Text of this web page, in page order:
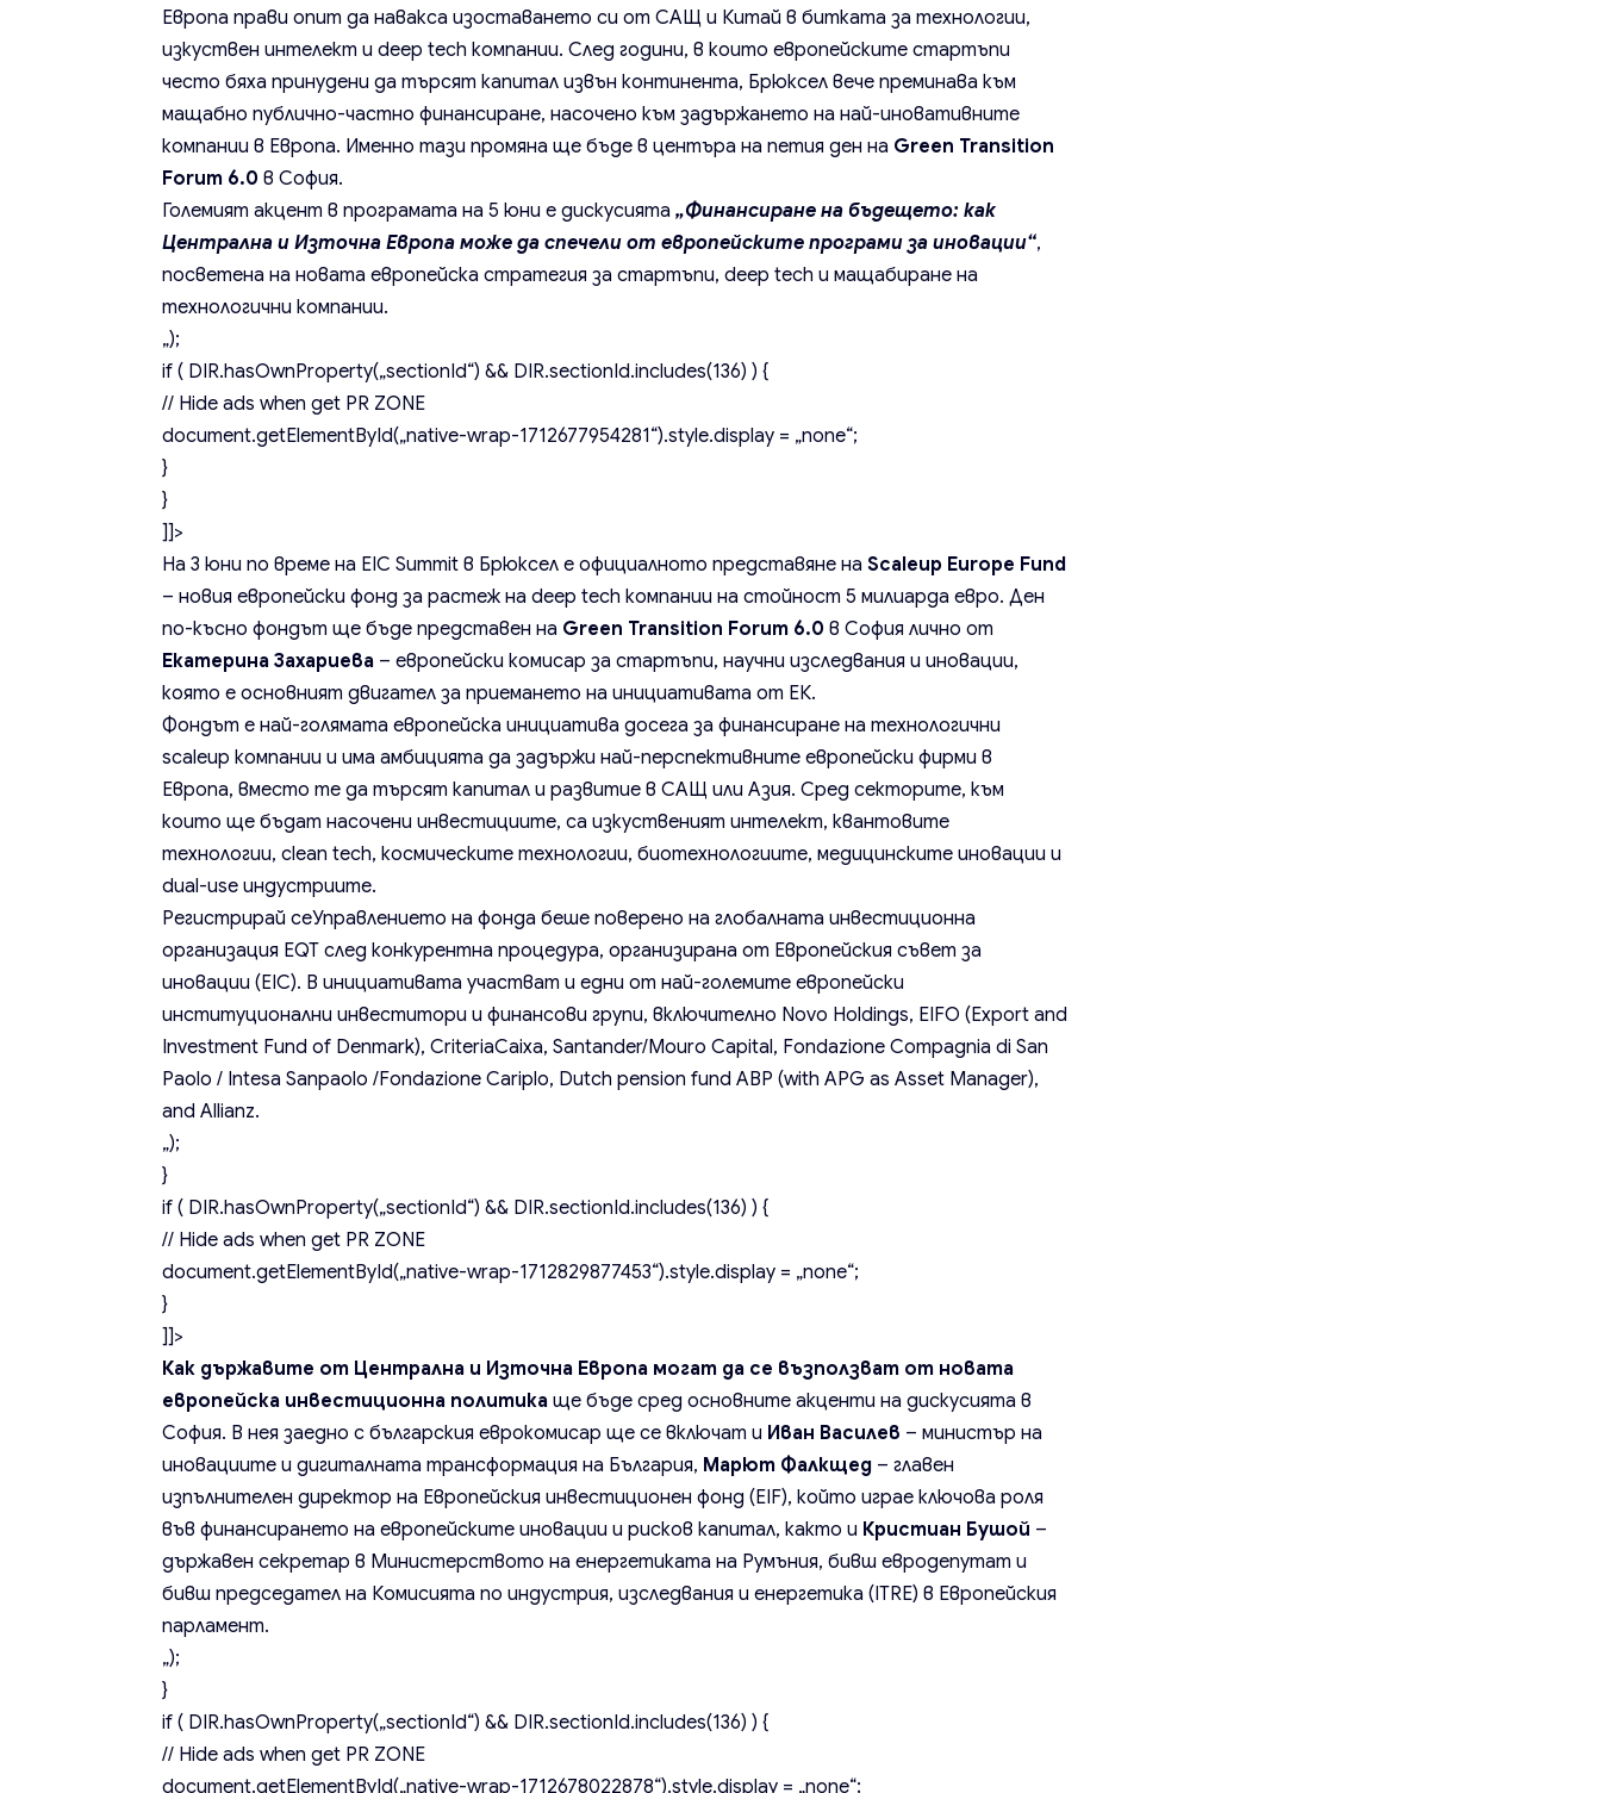
Европа прави опит да навакса изоставането си от САЩ и Китай в битката за технологии,
изкуствен интелект и deep tech компании. След години, в които европейските стартъпи
често бяха принудени да търсят капитал извън континента, Брюксел вече преминава към
мащабно публично-частно финансиране, насочено към задържането на най-иновативните
компании в Европа. Именно тази промяна ще бъде в центъра на петия ден на Green Transition
Forum 6.0 в София.
Големият акцент в програмата на 5 юни е дискусията„Финансиране на бъдещето: как
Централна и Източна Европа може да спечели от европейските програми за иновации“,
посветена на новата европейска стратегия за стартъпи, deep tech и мащабиране на
технологични компании.
„);
if ( DIR.hasOwnProperty(„sectionId“) && DIR.sectionId.includes(136) ) {
// Hide ads when get PR ZONE
document.getElementById(„native-wrap-1712677954281“).style.display = „none“;
}
}
]]>
На 3 юни по време на EIC Summit в Брюксел е официалното представяне наScaleup Europe Fund
– новия европейски фонд за растеж на deep tech компании на стойност 5 милиарда евро. Ден
по-късно фондът ще бъде представен на Green Transition Forum 6.0 в София лично от
Екатерина Захариева – европейски комисар за стартъпи, научни изследвания и иновации,
която е основният двигател за приемането на инициативата от ЕК.
Фондът е най-голямата европейска инициатива досега за финансиране на технологични
scaleup компании и има амбицията да задържи най-перспективните европейски фирми в
Европа, вместо те да търсят капитал и развитие в САЩ или Азия. Сред секторите, към
които ще бъдат насочени инвестициите, са изкуственият интелект, квантовите
технологии, clean tech, космическите технологии, биотехнологиите, медицинските иновации и
dual-use индустриите.
Регистрирай сеУправлението на фонда беше поверено на глобалната инвестиционна
организация EQT след конкурентна процедура, организирана от Европейския съвет за
иновации (EIC). В инициативата участват и едни от най-големите европейски
институционални инвеститори и финансови групи, включително Novo Holdings, EIFO (Export and
Investment Fund of Denmark), CriteriaCaixa, Santander/Mouro Capital, Fondazione Compagnia di San
Paolo / Intesa Sanpaolo /Fondazione Cariplo, Dutch pension fund ABP (with APG as Asset Manager),
and Allianz.
„);
}
if ( DIR.hasOwnProperty(„sectionId“) && DIR.sectionId.includes(136) ) {
// Hide ads when get PR ZONE
document.getElementById(„native-wrap-1712829877453“).style.display = „none“;
}
]]>
Как държавите от Централна и Източна Европа могат да се възползват от новата
европейска инвестиционна политика ще бъде сред основните акценти на дискусията в
София. В нея заедно с българския еврокомисар ще се включат и Иван Василев – министър на
иновациите и дигиталната трансформация на България, Марют Фалкщед – главен
изпълнителен директор на Европейския инвестиционен фонд (EIF), който играе ключова роля
във финансирането на европейските иновации и рисков капитал, както и Кристиан Бушой –
държавен секретар в Министерството на енергетиката на Румъния, бивш евродепутат и
бивш председател на Комисията по индустрия, изследвания и енергетика (ITRE) в Европейския
парламент.
„);
}
if ( DIR.hasOwnProperty(„sectionId“) && DIR.sectionId.includes(136) ) {
// Hide ads when get PR ZONE
document.getElementById(„native-wrap-1712678022878“).style.display = „none“;